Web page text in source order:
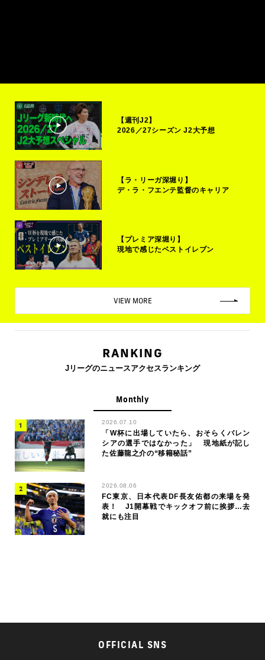
【週刊J2】
2026／27シーズン J2大予想
【ラ・リーガ深堀り】
デ・ラ・フエンテ監督のキャリア
【プレミア深堀り】
現地で感じたベストイレブン
VIEW MORE
RANKING
Jリーグのニュースアクセスランキング
Monthly
2026.07.10
「W杯に出場していたら、おそらくバレン
シアの選手ではなかった」 現地紙が記し
た佐藤龍之介の“移籍秘話”
2026.08.06
FC東京、日本代表DF長友佑都の来場を発
表！ J1開幕戦でキックオフ前に挨拶…去
就にも注目
OFFICIAL SNS